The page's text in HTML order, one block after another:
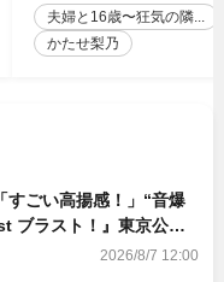
夫婦と16歳〜狂気の隣...
かたせ梨乃
すごい高揚感！」“音爆
ブラスト！』東京公演
2026/8/7 12:00